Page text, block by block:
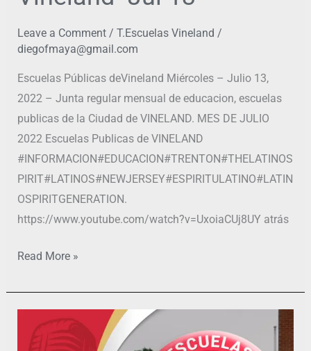
Leave a Comment / T.Escuelas Vineland /
diegofmaya@gmail.com
Escuelas Públicas deVineland Miércoles – Julio 13,
2022 – Junta regular mensual de educacion, escuelas
publicas de la Ciudad de VINELAND. MES DE JULIO
2022 Escuelas Publicas de VINELAND
#INFORMACION#EDUCACION#TRENTON#THELATINOS
PIRIT#LATINOS#NEWJERSEY#ESPIRITULATINO#LATIN
OSPIRITGENERATION.
https://www.youtube.com/watch?v=UxoiaCUj8UY atrás
Read More »
TRANSMISIONES